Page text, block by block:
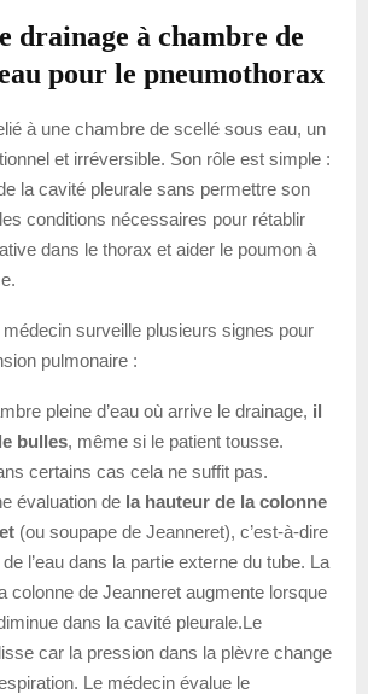
drainage à chambre de
pour le pneumothorax
à une chambre de scellé sous eau, un
et irréversible. Son rôle est simple :
la cavité pleurale sans permettre son
conditions nécessaires pour rétablir
dans le thorax et aider le poumon à
surveille plusieurs signes pour
pulmonaire :
pleine d’eau où arrive le drainage, il
bulles, même si le patient tousse.
certains cas cela ne suffit pas.
évaluation de la hauteur de la colonne
(ou soupape de Jeanneret), c’est-à-dire
l’eau dans la partie externe du tube. La
colonne de Jeanneret augmente lorsque
dans la cavité pleurale.Le
car la pression dans la plèvre change
Le médecin évalue le